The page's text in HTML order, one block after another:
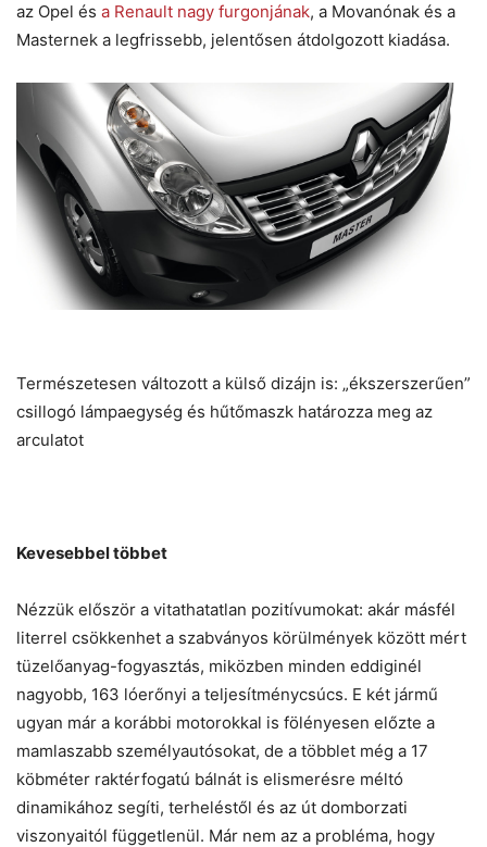
az Opel és a Renault nagy furgonjának, a Movanónak és a
Masternek a legfrissebb, jelentősen átdolgozott kiadása.
Természetesen változott a külső dizájn is: „ékszerszerűen”
csillogó lámpaegység és hűtőmaszk határozza meg az
arculatot
Kevesebbel többet
Nézzük először a vitathatatlan pozitívumokat: akár másfél
literrel csökkenhet a szabványos körülmények között mért
tüzelőanyag-fogyasztás, miközben minden eddiginél
nagyobb, 163 lóerőnyi a teljesítménycsúcs. E két jármű
ugyan már a korábbi motorokkal is fölényesen előzte a
mamlaszabb személyautósokat, de a többlet még a 17
köbméter raktérfogatú bálnát is elismerésre méltó
dinamikához segíti, terheléstől és az út domborzati
viszonyaitól függetlenül. Már nem az a probléma, hogy